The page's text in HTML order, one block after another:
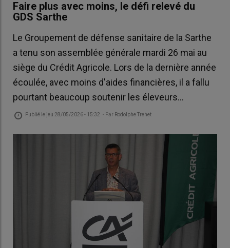
Faire plus avec moins, le défi relevé du
GDS Sarthe
Le Groupement de défense sanitaire de la Sarthe
a tenu son assemblée générale mardi 26 mai au
siège du Crédit Agricole. Lors de la dernière année
écoulée, avec moins d'aides financières, il a fallu
pourtant beaucoup soutenir les éleveurs...
Publié le jeu 28/05/2026 - 15:32 - Par Rodolphe Trehet